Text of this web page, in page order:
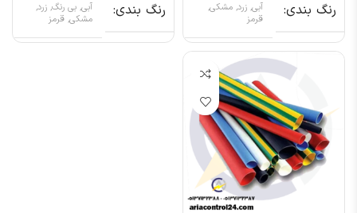
رنگ بندی
آبی, زرد, مشکی,
قرمز
رنگ بندی
آبی, بی رنگ, زرد,
مشکی, قرمز